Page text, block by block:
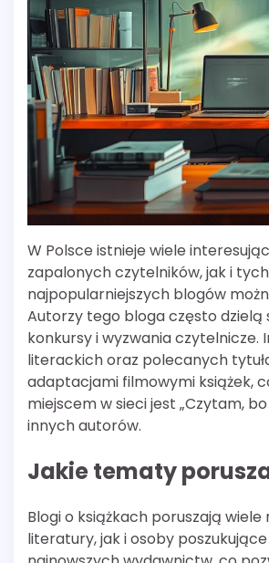
W Polsce istnieje wiele
zapalonych czytelników, jak i
najpopularniejszych blogów
Autorzy tego bloga często dzielą
konkursy i wyzwania czytelnicze.
literackich oraz polecanych
adaptacjami filmowymi książek,
miejscem w sieci jest „Czytam,
innych autorów.
Jakie tematy
Blogi o książkach poruszają
literatury, jak i osoby